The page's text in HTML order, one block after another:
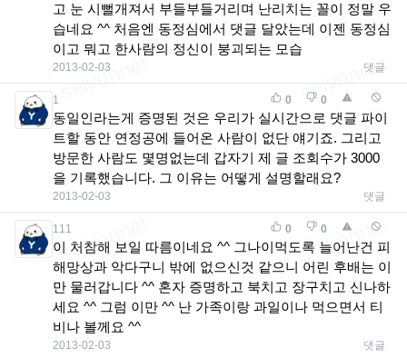
고 눈 시뻘개져서 부들부들거리며 난리치는 꼴이 정말 우
습네요 ^^ 처음엔 동정심에서 댓글 달았는데 이젠 동정심
이고 뭐고 한사람의 정신이 붕괴되는 모습
2013-02-03 댓글
1 0 0
동일인라는게 증명된 것은 우리가 실시간으로 댓글 파이
트할 동안 연정공에 들어온 사람이 없단 얘기죠. 그리고
방문한 사람도 몇명없는데 갑자기 제 글 조회수가 3000
을 기록했습니다. 그 이유는 어떻게 설명할래요?
2013-02-03 댓글
111 0 0
이 처참해 보일 따름이네요 ^^ 그나이먹도록 늘어난건 피
해망상과 악다구니 밖에 없으신것 같으니 어린 후배는 이
만 물러갑니다 ^^ 혼자 증명하고 북치고 장구치고 신나하
세요 ^^ 그럼 이만 ^^ 난 가족이랑 과일이나 먹으면서 티
비나 볼께요 ^^
2013-02-03 댓글